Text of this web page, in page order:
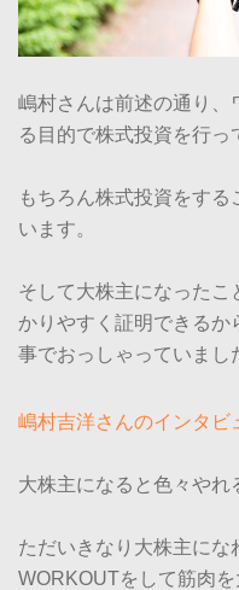
嶋村さんは前述の通り、
る目的で株式投資を行っ
もちろん株式投資をす
います。
そして大株主になったこ
かりやすく証明できる
事でおっしゃっていまし
嶋村吉洋さんのインタビ
大株主になると色々やれ
ただいきなり大株主にな
WORKOUTをして筋肉を